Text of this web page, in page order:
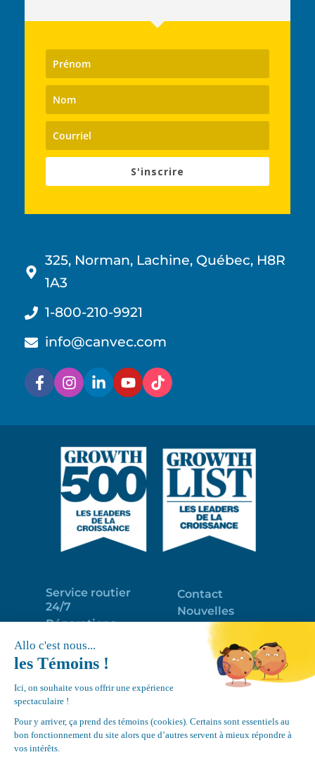
S'inscrire
325, Norman, Lachine, Québec, H8R
1A3
1-800-210-9921
info@canvec.com
Service routier
24/7
Réparations
Programme
d’entretien
Déneigement
de toits
Équipements
Contact
Nouvelles
Portail clients
Emploi
Politique de